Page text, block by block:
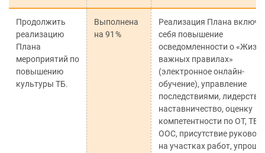
Продолжить
реализацию
Плана
мероприятий по
повышению
культуры ТБ.
Выполнена
на 91 %
Реализация Плана
себя повышение
осведомленности о
важных правилах»
(электронное онлайн-
обучение), управление
последствиями, лидерство
наставничество, оценку
компетентности по ОТ, ТБ и
ООС, присутствие
на участках работ,